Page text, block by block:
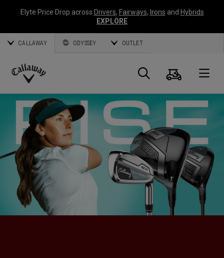
Elyte Price Drop across Drivers, Fairways, Irons and Hybrids
EXPLORE
CALLAWAY ODYSSEY OUTLET
Callaway
Suche